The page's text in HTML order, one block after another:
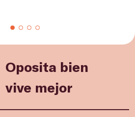
Oposita bien
vive mejor